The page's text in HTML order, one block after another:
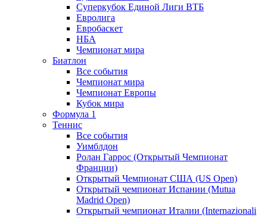
Суперкубок Единой Лиги ВТБ
Евролига
Евробаскет
НБА
Чемпионат мира
Биатлон
Все события
Чемпионат мира
Чемпионат Европы
Кубок мира
Формула 1
Теннис
Все события
Уимблдон
Ролан Гаррос (Открытый Чемпионат
Франции)
Открытый Чемпионат США (US Open)
Открытый чемпионат Испании (Mutua
Madrid Open)
Открытый чемпионат Италии (Internazionali